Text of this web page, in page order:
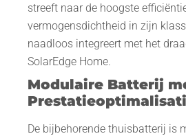
streeft naar de hoogste
vermogensdichtheid in zijn
naadloos integreert met het
SolarEdge Home.
Modulaire Batterij
De bijbehorende thuisbatterij is